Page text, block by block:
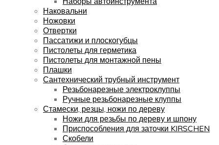
Наковальни
Ножовки
Отвертки
Пассатижи и плоскогубцы
Пистолеты для герметика
Пистолеты для монтажной пены
Плашки
Сантехнический трубный инструмент
Резьбонарезные электроклуппы
Ручные резьбонарезные клуппы
Стамески, резцы, ножи по дереву
Ножи для резьбы по дереву и шпону
Приспособления для заточки KIRSCHEN
Скобели